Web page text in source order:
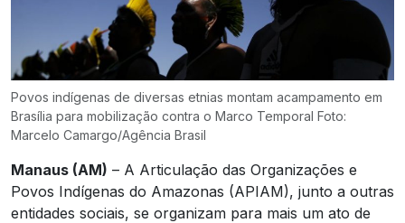
Povos indígenas de diversas etnias montam acampamento em
Brasília para mobilização contra o Marco Temporal Foto:
Marcelo Camargo/Agência Brasil
Manaus (AM) – A Articulação das Organizações e
Povos Indígenas do Amazonas (APIAM), junto a outras
entidades sociais, se organizam para mais um ato de